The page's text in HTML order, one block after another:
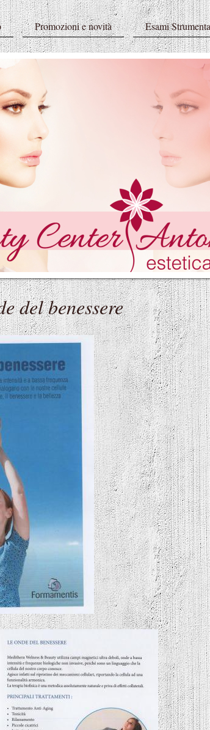
Promozioni e novità Esami
benessere